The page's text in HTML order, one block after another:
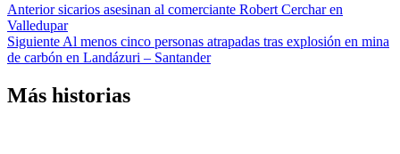
Anteriorsicarios asesinan al comerciante Robert Cerchar en
Valledupar
Siguiente Al menos cinco personas atrapadas tras explosión en mina
de carbón en Landázuri – Santander
Más historias